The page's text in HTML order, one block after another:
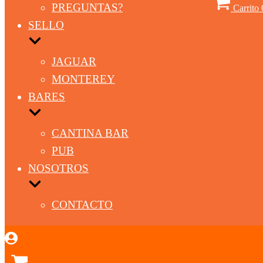
PREGUNTAS?
SELLO
JAGUAR
MONTEREY
BARES
CANTINA BAR
PUB
NOSOTROS
CONTACTO
Carrito